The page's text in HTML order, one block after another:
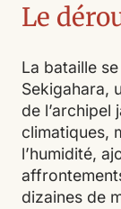
Le
La bataille
Sekigahara,
de l’archipel
climatiques,
l’humidité,
dizaines de